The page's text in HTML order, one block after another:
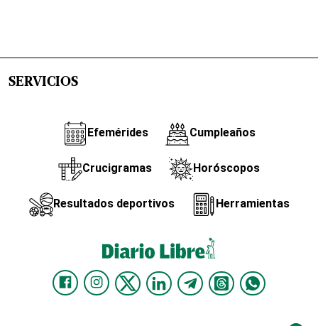
SERVICIOS
Efemérides Cumpleaños
Crucigramas Horóscopos
Resultados deportivos Herramientas